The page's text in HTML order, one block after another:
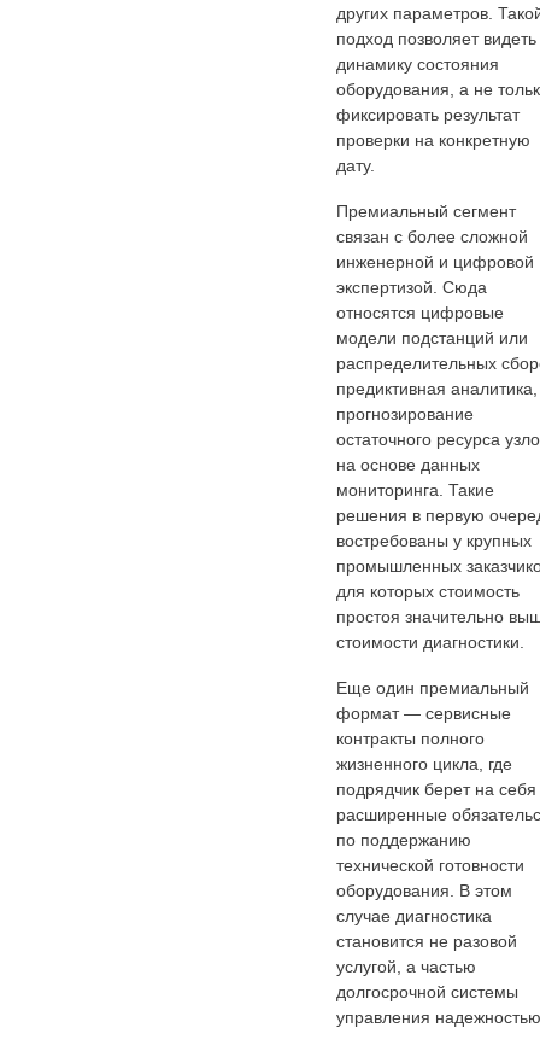
других параметров.
подход позволяет видеть
динамику состояния
оборудования, а не
фиксировать результат
проверки на конкретную
дату.
Премиальный сегмент
связан с более сложной
инженерной и цифровой
экспертизой. Сюда
относятся цифровые
модели подстанций или
распределительных
предиктивная аналитика,
прогнозирование
остаточного ресурса
на основе данных
мониторинга. Такие
решения в первую
востребованы у крупных
промышленных
для которых стоимость
простоя значительно
стоимости диагностики.
Еще один премиальный
формат — сервисные
контракты полного
жизненного цикла, где
подрядчик берет на себя
расширенные
по поддержанию
технической готовности
оборудования. В этом
случае диагностика
становится не разовой
услугой, а частью
долгосрочной системы
управления